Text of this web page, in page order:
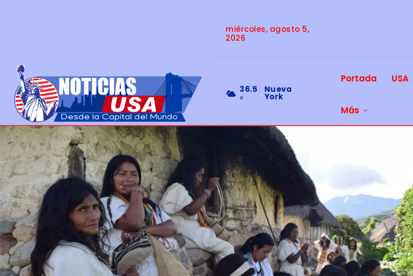
miércoles, agosto 5,
2026
36.5
C
Nueva
York
Portada USA
Más